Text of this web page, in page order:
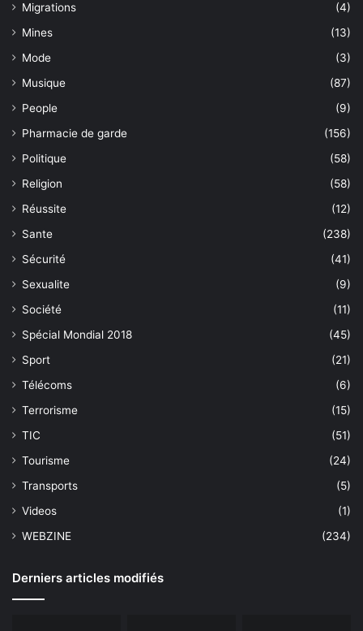
Migrations
(4)
Mines
(13)
Mode
(3)
Musique
(87)
People
(9)
Pharmacie de garde
(156)
Politique
(58)
Religion
(58)
Réussite
(12)
Sante
(238)
Sécurité
(41)
Sexualite
(9)
Société
(11)
Spécial Mondial 2018
(45)
Sport
(21)
Télécoms
(6)
Terrorisme
(15)
TIC
(51)
Tourisme
(24)
Transports
(5)
Videos
(1)
WEBZINE
(234)
Derniers articles modifiés